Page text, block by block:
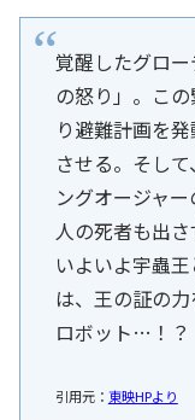
覚醒したグロ
の怒り」。こ
り避難計画を
させる。そし
ングオージャ
人の死者も出さ
いよいよ宇蟲
は、王の証の
ロボット…！？
引用元： 東映HPより